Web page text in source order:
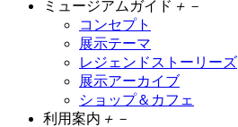
ミュージアムガイド ＋ －
コンセプト
展示テーマ
レジェンドストーリーズ
展示アーカイブ
ショップ＆カフェ
利用案内 ＋ －